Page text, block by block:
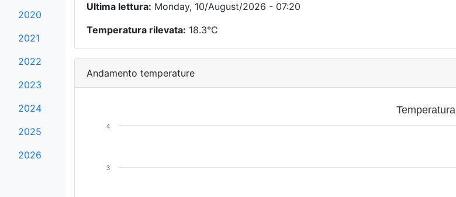
2020
2021
2022
2023
2024
2025
2026
Ultima lettura: Monday, 10/August/2026 - 07:20
Temperatura rilevata: 18.3°C
Andamento temperature
Temperatura
3
4